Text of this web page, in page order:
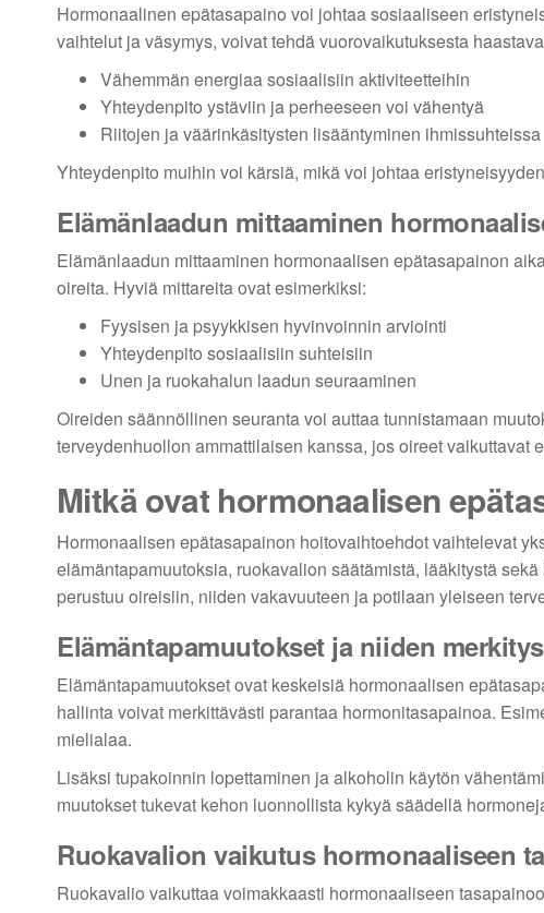
Hormonaalinen epätasapaino voi johtaa sosiaaliseen
vaihtelut ja väsymys, voivat tehdä vuorovaikutuksesta
Vähemmän energiaa sosiaalisiin aktiviteetteihin
Yhteydenpito ystäviin ja perheeseen voi vähentyä
Riitojen ja väärinkäsitysten lisääntyminen ihmissuhteissa
Yhteydenpito muihin voi kärsiä, mikä voi johtaa
Elämänlaadun mittaaminen
Elämänlaadun mittaaminen hormonaalisen epätasapainon
oireita. Hyviä mittareita ovat esimerkiksi:
Fyysisen ja psyykkisen hyvinvoinnin arviointi
Yhteydenpito sosiaalisiin suhteisiin
Unen ja ruokahalun laadun seuraaminen
Oireiden säännöllinen seuranta voi auttaa tunnistamaan
terveydenhuollon ammattilaisen kanssa, jos oireet vaikuttavat
Mitkä ovat hormonaalisen
Hormonaalisen epätasapainon hoitovaihtoehdot vaihtelevat
elämäntapamuutoksia, ruokavalion säätämistä, lääkitystä
perustuu oireisiin, niiden vakavuuteen ja potilaan yleiseen
Elämäntapamuutokset ja niiden merkitys
Elämäntapamuutokset ovat keskeisiä hormonaalisen
hallinta voivat merkittävästi parantaa hormonitasapainoa.
mielialaa.
Lisäksi tupakoinnin lopettaminen ja alkoholin käytön
muutokset tukevat kehon luonnollista kykyä säädellä
Ruokavalion vaikutus hormonaaliseen
Ruokavalio vaikuttaa voimakkaasti hormonaaliseen